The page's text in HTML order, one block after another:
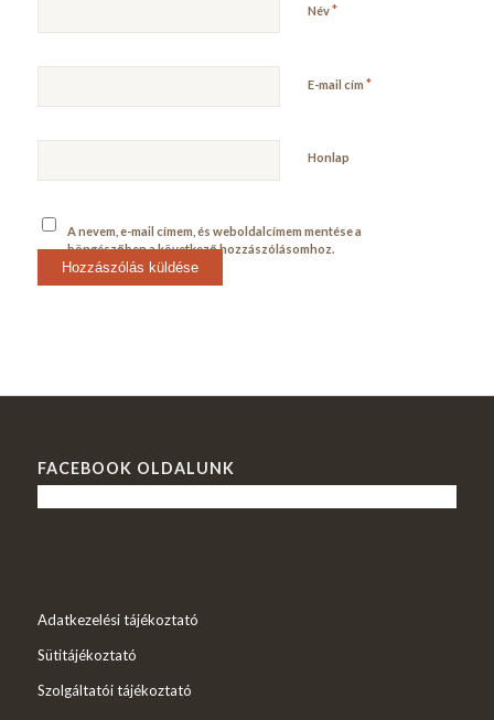
Név*
E-mail cím *
Honlap
A nevem, e-mail címem, és weboldalcímem mentése a
böngészőben a következő hozzászólásomhoz.
FACEBOOK OLDALUNK
Adatkezelési tájékoztató
Sütitájékoztató
Szolgáltatói tájékoztató